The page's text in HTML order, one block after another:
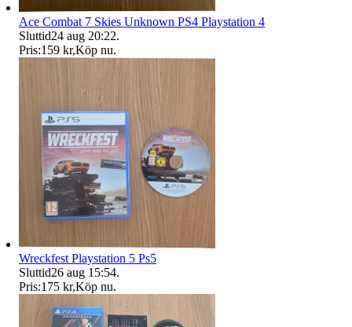
Ace Combat 7 Skies Unknown PS4 Playstation 4
Sluttid24 aug 20:22.
Pris:159 kr,Köp nu.
Wreckfest Playstation 5 Ps5
Sluttid26 aug 15:54.
Pris:175 kr,Köp nu.